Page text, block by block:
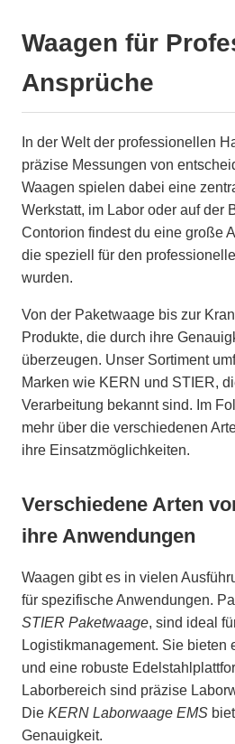
Waagen für
Ansprüche
In der Welt der professionellen
präzise Messungen von
Waagen spielen dabei eine
Werkstatt, im Labor oder auf der
Contorion findest du eine große
die speziell für den
wurden.
Von der Paketwaage bis zur
Produkte, die durch ihre
überzeugen. Unser Sortiment
Marken wie KERN und STIER,
Verarbeitung bekannt sind. Im
mehr über die verschiedenen
ihre Einsatzmöglichkeiten.
Verschiedene Arten
ihre Anwendungen
Waagen gibt es in vielen
für spezifische Anwendungen.
STIER Paketwaage, sind ideal
Logistikmanagement. Sie bieten
und eine robuste
Laborbereich sind präzise
Die KERN Laborwaage EMS
Genauigkeit.